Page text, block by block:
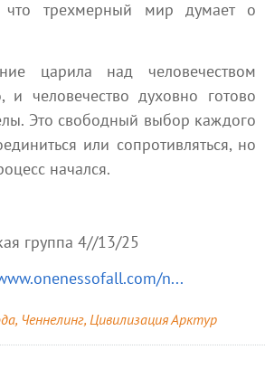
трехмерный мир думает о
царила над человечеством
и человечество духовно готово
Это свободный выбор каждого
или сопротивляться, но
начался.
группа 4//13/25
n...
Ченнелинг Цивилизация Арктур